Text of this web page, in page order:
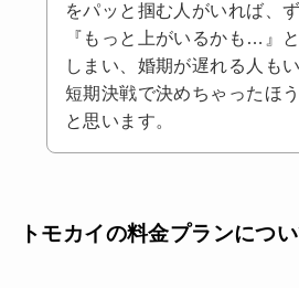
をパッと掴む人がいれば、
『もっと上がいるかも…』
しまい、婚期が遅れる人もい
短期決戦で決めちゃったほ
と思います。
トモカイの料金プランにつ